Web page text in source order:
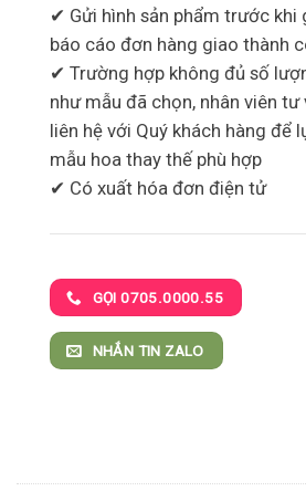
✔ Gửi hình sản phẩm trước khi
báo cáo đơn hàng giao thành
✔ Trường hợp không đủ số
như mẫu đã chọn, nhân viên tư
liên hệ với Quý khách hàng để
mẫu hoa thay thế phù hợp
✔ Có xuất hóa đơn điện tử
GỌI 0705.0000.55
NHẮN TIN ZALO